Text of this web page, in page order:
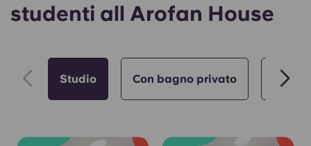
studenti all Arofan House
Studio Con bagno privato